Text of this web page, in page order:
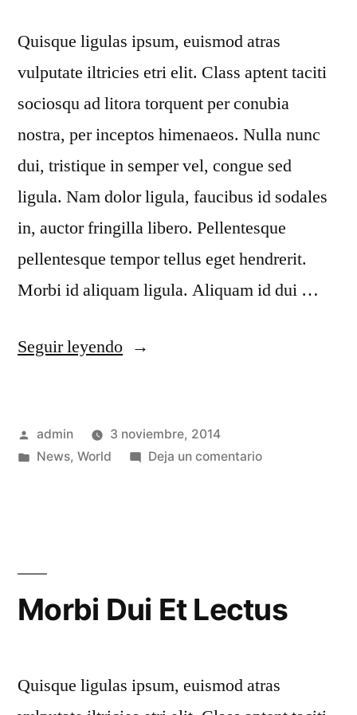
Quisque ligulas ipsum, euismod atras
vulputate iltricies etri elit. Class aptent taciti
sociosqu ad litora torquent per conubia
nostra, per inceptos himenaeos. Nulla nunc
dui, tristique in semper vel, congue sed
ligula. Nam dolor ligula, faucibus id sodales
in, auctor fringilla libero. Pellentesque
pellentesque tempor tellus eget hendrerit.
Morbi id aliquam ligula. Aliquam id dui …
Seguir leyendo
admin
3 noviembre, 2014
News, World Deja un comentario
Morbi Dui Et Lectus
Quisque ligulas ipsum, euismod atras